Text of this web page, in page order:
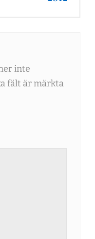
inte
fält är märkta